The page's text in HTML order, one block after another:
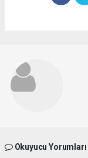
Okuyucu Yorumları